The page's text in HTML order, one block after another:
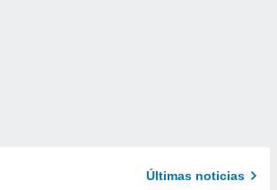
Últimas noticias